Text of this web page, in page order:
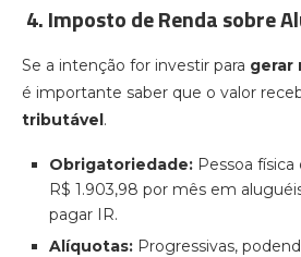
4. Imposto de Renda sobre
Se a intenção for investir para gerar
é importante saber que o valor
tributável.
Obrigatoriedade: Pessoa
R$ 1.903,98 por mês em
pagar IR.
Alíquotas: Progressivas,